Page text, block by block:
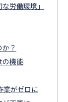
労働環境」
？
の機能
業がゼロに